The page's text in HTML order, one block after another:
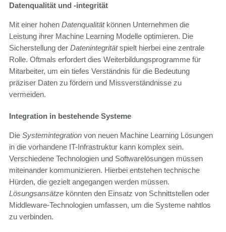
Datenqualität und -integrität
Mit einer hohen Datenqualitätkönnen Unternehmen die
Leistung ihrer Machine Learning Modelle optimieren. Die
Sicherstellung der Datenintegritätspielt hierbei eine zentrale
Rolle. Oftmals erfordert dies Weiterbildungsprogramme für
Mitarbeiter, um ein tiefes Verständnis für die Bedeutung
präziser Daten zu fördern und Missverständnisse zu
vermeiden.
Integration in bestehende Systeme
Die Systemintegration von neuen Machine Learning Lösungen
in die vorhandene IT-Infrastruktur kann komplex sein.
Verschiedene Technologien und Softwarelösungen müssen
miteinander kommunizieren. Hierbei entstehen technische
Hürden, die gezielt angegangen werden müssen.
Lösungsansätze könnten den Einsatz von Schnittstellen oder
Middleware-Technologien umfassen, um die Systeme nahtlos
zu verbinden.